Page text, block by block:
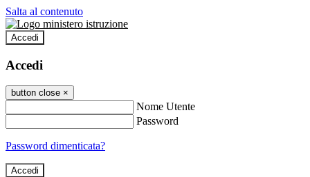
Salta al contenuto
Accedi
Accedi
button close ×
Nome Utente
Password
Password dimenticata?